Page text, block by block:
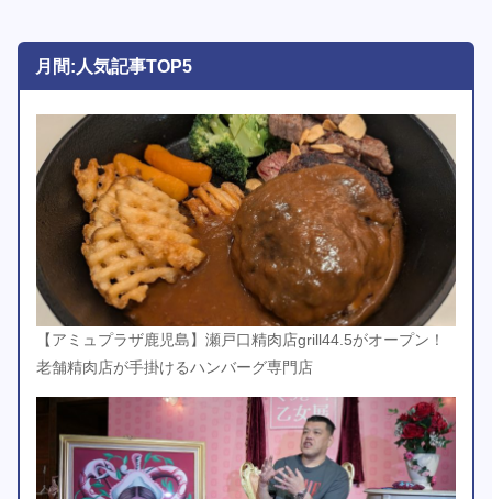
月間:人気記事TOP5
【アミュプラザ鹿児島】瀬戸口精肉店grill44.5がオープン！
老舗精肉店が手掛けるハンバーグ専門店